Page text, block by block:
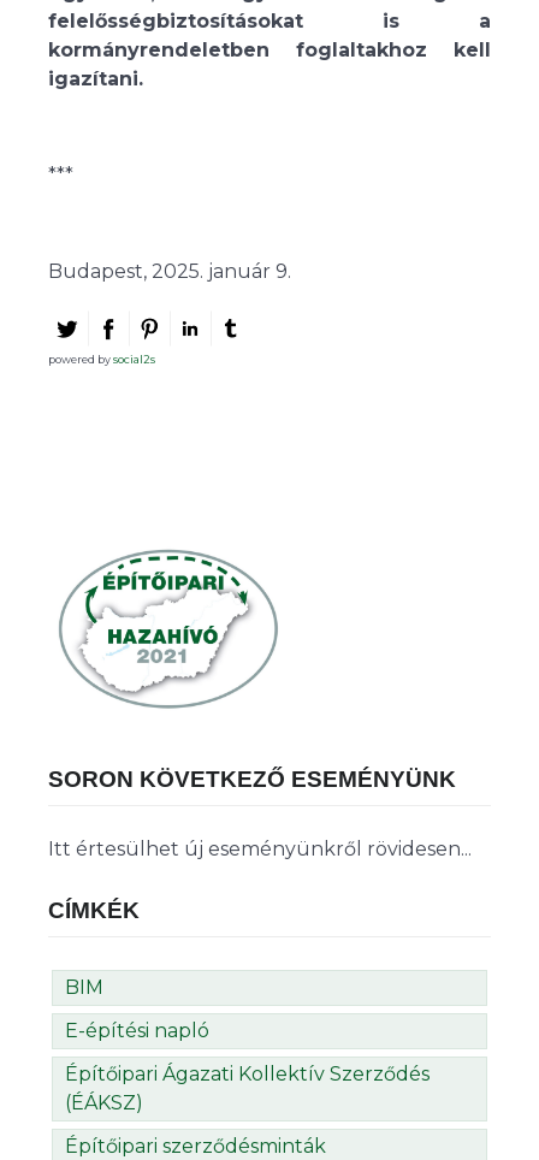
felelősségbiztosításokat is a
kormányrendeletben foglaltakhoz kell
igazítani.
***
Budapest, 2025. január 9.
powered bysocial2s
SORON KÖVETKEZŐ ESEMÉNYÜNK
Itt értesülhet új eseményünkről rövidesen...
CÍMKÉK
BIM
E-építési napló
Építőipari Ágazati Kollektív Szerződés
(ÉÁKSZ)
Építőipari szerződésminták